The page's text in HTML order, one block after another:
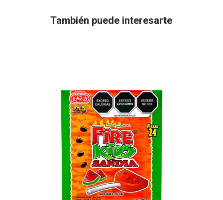
También puede interesarte